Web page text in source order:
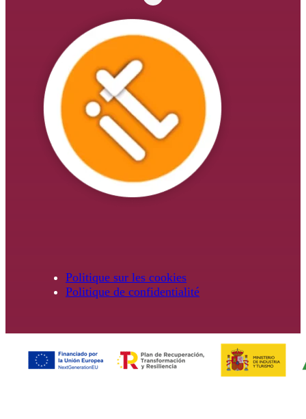
Politique sur les cookies
Politique de confidentialité